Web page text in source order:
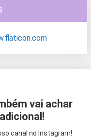
vai achar
canal no Instagram!